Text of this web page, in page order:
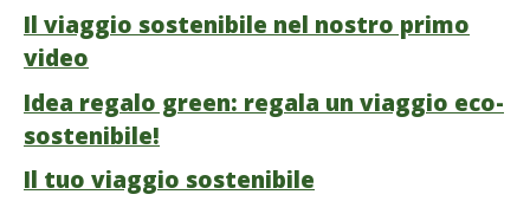
Il viaggio sostenibile nel nostro primo
video
Idea regalo green: regala un viaggio eco-
sostenibile!
Il tuo viaggio sostenibile